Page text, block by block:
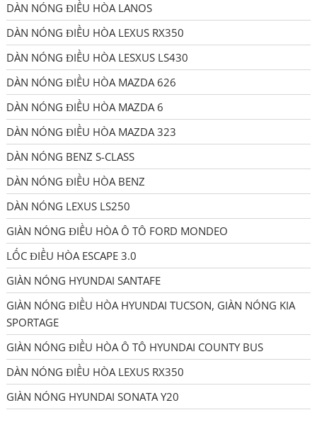
DÀN NÓNG ĐIỀU HÒA LANOS
DÀN NÓNG ĐIỀU HÒA LEXUS RX350
DÀN NÓNG ĐIỀU HÒA LESXUS LS430
DÀN NÓNG ĐIỀU HÒA MAZDA 626
DÀN NÓNG ĐIỀU HÒA MAZDA 6
DÀN NÓNG ĐIỀU HÒA MAZDA 323
DÀN NÓNG BENZ S-CLASS
DÀN NÓNG ĐIỀU HÒA BENZ
DÀN NÓNG LEXUS LS250
GIÀN NÓNG ĐIỀU HÒA Ô TÔ FORD MONDEO
LỐC ĐIỀU HÒA ESCAPE 3.0
GIÀN NÓNG HYUNDAI SANTAFE
GIÀN NÓNG ĐIỀU HÒA HYUNDAI TUCSON, GIÀN NÓNG KIA
SPORTAGE
GIÀN NÓNG ĐIỀU HÒA Ô TÔ HYUNDAI COUNTY BUS
DÀN NÓNG ĐIỀU HÒA LEXUS RX350
GIÀN NÓNG HYUNDAI SONATA Y20